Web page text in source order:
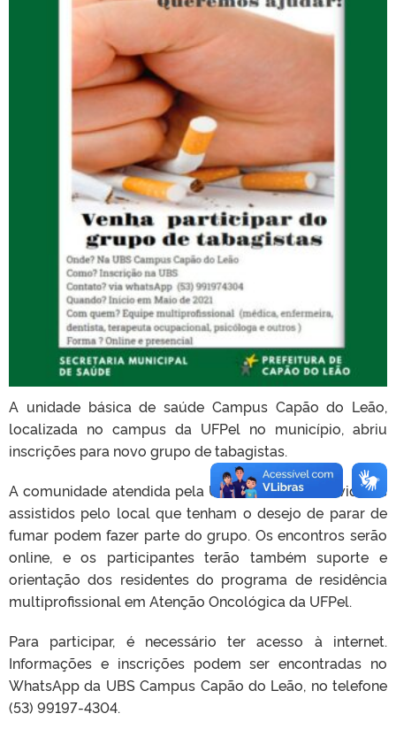
A unidade básica de saúde Campus Capão do Leão,
localizada no campus da UFPel no município, abriu
inscrições para novo grupo de tabagistas.
A comunidade atendida pela UBS e alunos e servidores
assistidos pelo local que tenham o desejo de parar de
fumar podem fazer parte do grupo. Os encontros serão
online, e os participantes terão também suporte e
orientação dos residentes do programa de residência
multiprofissional em Atenção Oncológica da UFPel.
Para participar, é necessário ter acesso à internet.
Informações e inscrições podem ser encontradas no
WhatsApp da UBS Campus Capão do Leão, no telefone
(53) 99197-4304.